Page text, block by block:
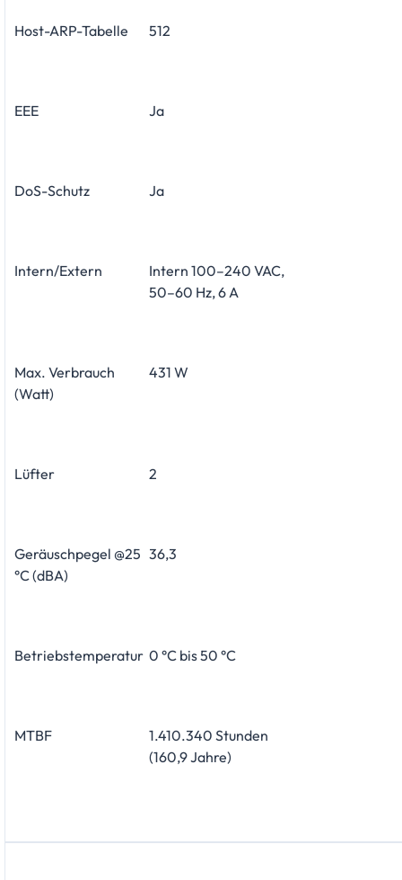
Host-ARP-Tabelle 512
EEE Ja
DoS-Schutz Ja
Intern/Extern
Intern 100–240 VAC,
50–60 Hz, 6 A
Max. Verbrauch
(Watt)
431 W
Lüfter 2
Geräuschpegel @25
°C (dBA)
36,3
Betriebstemperatur 0 °C bis 50 °C
MTBF
1.410.340 Stunden
(160,9 Jahre)